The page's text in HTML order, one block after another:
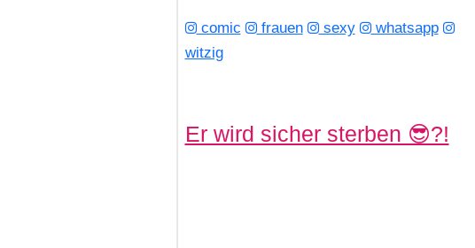
comic frauen sexy
whatsapp
witzig
Er wird sicher sterben 😎?!